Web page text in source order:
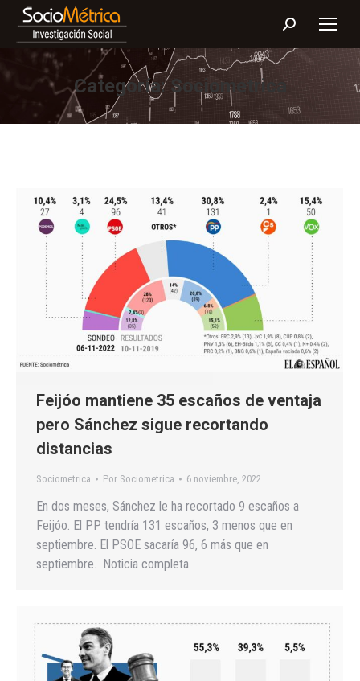
Buscar:
Categoría: Sociometrica
Feijóo mantiene 35 escaños de ventaja
pero Sánchez sigue recortando
distancias
Sociometrica Por Sociometrica 6 noviembre, 2022
En dos meses, Sánchez le ha recortado 9 escaños a
Feijóo. El PP tendría 131 escaños, 3 menos que en
septiembre. El PSOE sacaría 96, 6 más que en
septiembre. Noticia completa